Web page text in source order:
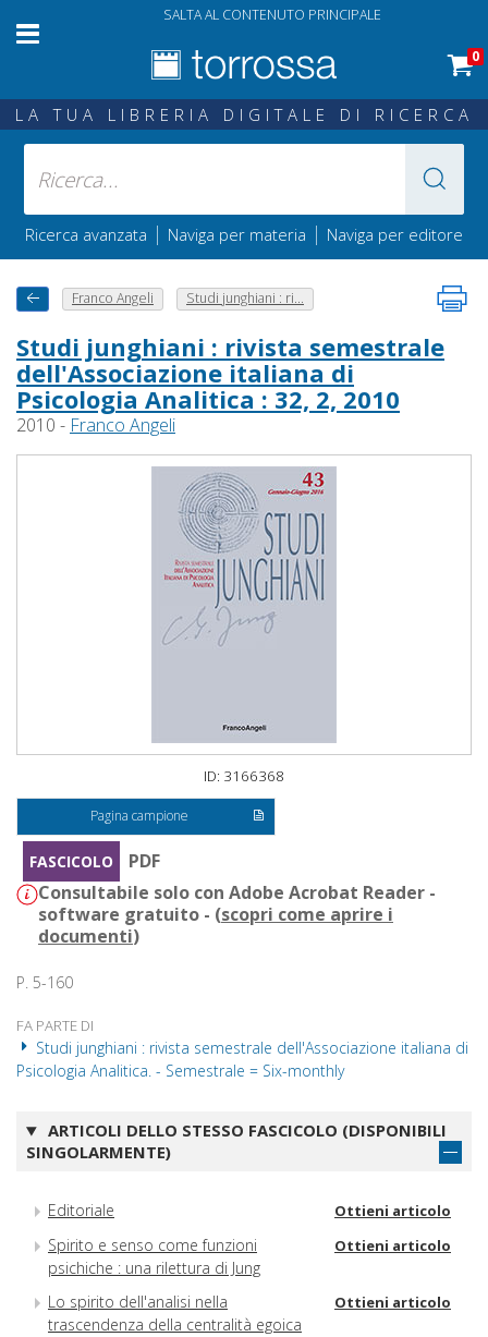
SALTA AL CONTENUTO PRINCIPALE
0
LA TUA LIBRERIA DIGITALE DI RICERCA
Ricerca avanzata | Naviga per materia | Naviga per editore
Franco Angeli Studi junghiani : ri...
Studi junghiani : rivista semestrale
dell'Associazione italiana di
Psicologia Analitica : 32, 2, 2010
2010 - Franco Angeli
ID: 3166368
Pagina campione
FASCICOLO
PDF
Consultabile solo con Adobe Acrobat Reader -
software gratuito - (scopri come aprire i
documenti)
P. 5-160
FA PARTE DI
Studi junghiani : rivista semestrale dell'Associazione italiana di
Psicologia Analitica. - Semestrale = Six-monthly
ARTICOLI DELLO STESSO FASCICOLO (DISPONIBILI
SINGOLARMENTE)
Editoriale Ottieni articolo
Spirito e senso come funzioni
psichiche : una rilettura di Jung
Ottieni articolo
Lo spirito dell'analisi nella
trascendenza della centralità egoica
Ottieni articolo